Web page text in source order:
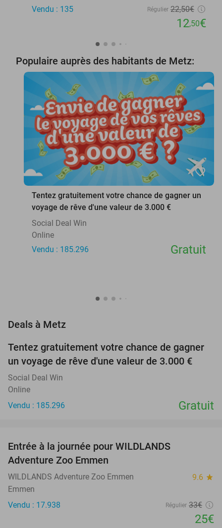
Vendu : 135 Régulier 22,50€
12,50€
Populaire auprès des habitants de Metz:
favorite_border
Tentez gratuitement votre chance de gagner un
voyage de rêve d'une valeur de 3.000 €
Social Deal Win
Online
Vendu : 185.296
Gratuit
Deals à Metz
Tentez gratuitement votre chance de gagner
un voyage de rêve d'une valeur de 3.000 €
Social Deal Win
Online
Vendu : 185.296
Gratuit
Entrée à la journée pour WILDLANDS
Adventure Zoo Emmen
WILDLANDS Adventure Zoo Emmen 9.6 star
Emmen
Vendu : 17.938
Régulier 33€
25€